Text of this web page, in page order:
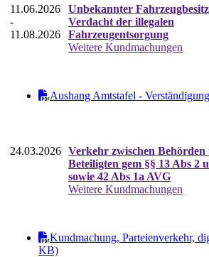
11.06.2026
-
11.08.2026
Unbekannter
Verdacht der illegalen
Fahrzeugentsorgung
Weitere Kundmachungen
Aushang Amtstafel -
24.03.2026 Verkehr zwischen Behörden
Beteiligten gem §§ 13 Abs 2
sowie 42 Abs 1a AVG
Weitere Kundmachungen
Kundmachung, Parteienverkehr,
KB)